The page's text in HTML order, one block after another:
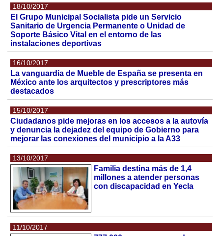
18/10/2017
El Grupo Municipal Socialista pide un Servicio
Sanitario de Urgencia Permanente o Unidad de
Soporte Básico Vital en el entorno de las
instalaciones deportivas
16/10/2017
La vanguardia de Mueble de España se presenta en
México ante los arquitectos y prescriptores más
destacados
15/10/2017
Ciudadanos pide mejoras en los accesos a la autovía
y denuncia la dejadez del equipo de Gobierno para
mejorar las conexiones del municipio a la A33
13/10/2017
Familia destina más de 1,4
millones a atender personas
con discapacidad en Yecla
11/10/2017